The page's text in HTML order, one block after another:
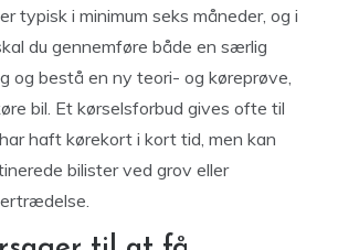
typisk i minimum seks måneder, og i
du gennemføre både en særlig
og bestå en ny teori- og køreprøve,
bil. Et kørselsforbud gives ofte til
haft kørekort i kort tid, men kan
bilister ved grov eller